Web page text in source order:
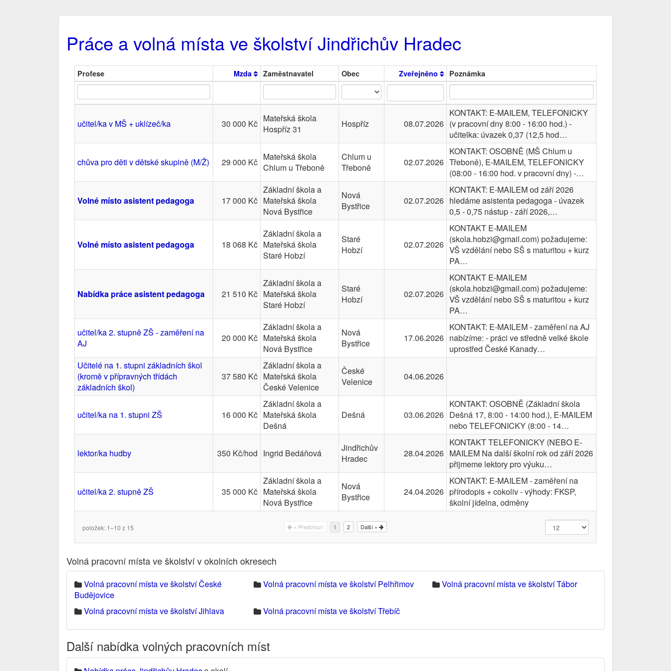
Práce a volná místa ve školství Jindřichův Hradec
Profese Mzda Zaměstnavatel Obec Zveřejněno Poznámka
učitel/ka v MŠ + uklízeč/ka 30 000 Kč Mateřská škola
Hospříz 31
Hospříz 08.07.2026
KONTAKT: E-MAILEM, TELEFONICKY
(v pracovní dny 8:00 - 16:00 hod.) -
učitelka: úvazek 0,37 (12,5 hod…
chůva pro děti v dětské skupině (M/Ž) 29 000 Kč Mateřská škola
Chlum u Třeboně
Chlum u
Třeboně
02.07.2026
KONTAKT: OSOBNĚ (MŠ Chlum u
Třeboně), E-MAILEM, TELEFONICKY
(08:00 - 16:00 hod. v pracovní dny) -…
Volné místo asistent pedagoga 17 000 Kč
Základní škola a
Mateřská škola
Nová Bystřice
Nová
Bystřice
02.07.2026
KONTAKT: E-MAILEM od září 2026
hledáme asistenta pedagoga - úvazek
0,5 - 0,75 nástup - září 2026,…
Volné místo asistent pedagoga 18 068 Kč
Základní škola a
Mateřská škola
Staré Hobzí
Staré
Hobzí
02.07.2026
KONTAKT E-MAILEM
(skola.hobzi@gmail.com) požadujeme:
VŠ vzdělání nebo SŠ s maturitou + kurz
PA…
Nabídka práce asistent pedagoga 21 510 Kč
Základní škola a
Mateřská škola
Staré Hobzí
Staré
Hobzí
02.07.2026
KONTAKT E-MAILEM
(skola.hobzi@gmail.com) požadujeme:
VŠ vzdělání nebo SŠ s maturitou + kurz
PA…
učitel/ka 2. stupně ZŠ - zaměření na
AJ
20 000 Kč
Základní škola a
Mateřská škola
Nová Bystřice
Nová
Bystřice
17.06.2026
KONTAKT: E-MAILEM - zaměření na AJ
nabízíme: - práci ve středně velké škole
uprostřed České Kanady…
Učitelé na 1. stupni základních škol
(kromě v přípravných třídách
základních škol)
37 580 Kč
Základní škola a
Mateřská škola
České Velenice
České
Velenice
04.06.2026
učitel/ka na 1. stupni ZŠ 16 000 Kč
Základní škola a
Mateřská škola
Dešná
Dešná 03.06.2026
KONTAKT: OSOBNĚ (Základní škola
Dešná 17, 8:00 - 14:00 hod.), E-MAILEM
nebo TELEFONICKY (8:00 - 14…
lektor/ka hudby 350 Kč/hod Ingrid Bedáňová
Jindřichův
Hradec
28.04.2026
KONTAKT TELEFONICKY (NEBO E-
MAILEM Na další školní rok od září 2026
přijmeme lektory pro výuku…
učitel/ka 2. stupně ZŠ 35 000 Kč
Základní škola a
Mateřská škola
Nová Bystřice
Nová
Bystřice
24.04.2026
KONTAKT: E-MAILEM - zaměření na
přírodopis + cokoliv - výhody: FKSP,
školní jídelna, odměny
položek: 1–10 z 15 « Předchozí 1 2 Další »
Volná pracovní místa ve školství v okolních okresech
Volná pracovní místa ve školství České
Budějovice
Volná pracovní místa ve školství Pelhřimov Volná pracovní místa ve školství Tábor
Volná pracovní místa ve školství Jihlava Volná pracovní místa ve školství Třebíč
Další nabídka volných pracovních míst